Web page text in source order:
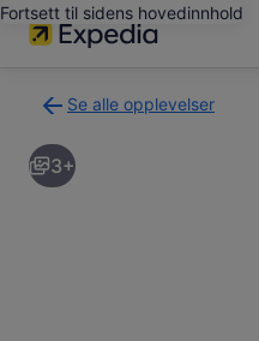
Fortsett til sidens hovedinnhold
Se alle opplevelser
til
søkeresultatsiden
med
3+